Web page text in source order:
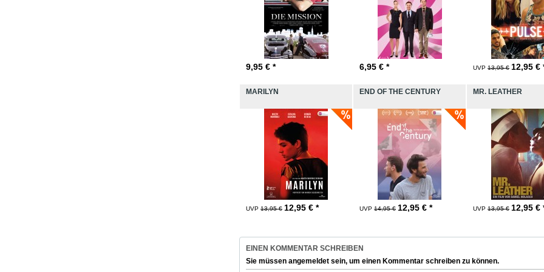
9,95 € * 6,95 € * UVP 13,95 € 12,95 €
MARILYN
UVP 13,95 € 12,95 € *
END OF THE CENTURY
UVP 14,95 € 12,95 € *
MR. LEATHER
UVP 13,95 € 12,95 €
EINEN KOMMENTAR SCHREIBEN
Sie müssen angemeldet sein, um einen Kommentar schreiben zu können.